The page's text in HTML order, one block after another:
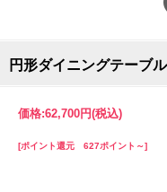
円形ダイニングテーブ
価格:62,700円(税込)
[ポイント還元 627ポイント～]